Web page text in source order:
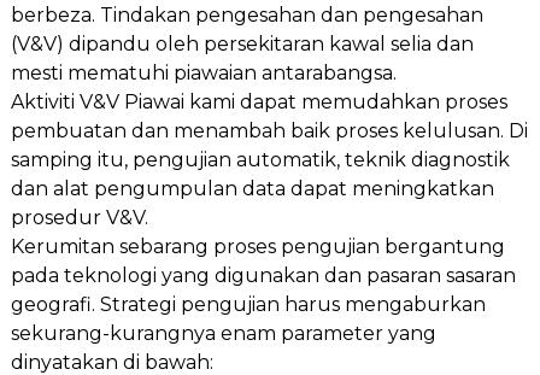
berbeza. Tindakan pengesahan dan pengesahan
(V&V) dipandu oleh persekitaran kawal selia dan
mesti mematuhi piawaian antarabangsa.
Aktiviti V&V Piawai kami dapat memudahkan proses
pembuatan dan menambah baik proses kelulusan. Di
samping itu, pengujian automatik, teknik diagnostik
dan alat pengumpulan data dapat meningkatkan
prosedur V&V.
Kerumitan sebarang proses pengujian bergantung
pada teknologi yang digunakan dan pasaran sasaran
geografi. Strategi pengujian harus mengaburkan
sekurang-kurangnya enam parameter yang
dinyatakan di bawah: